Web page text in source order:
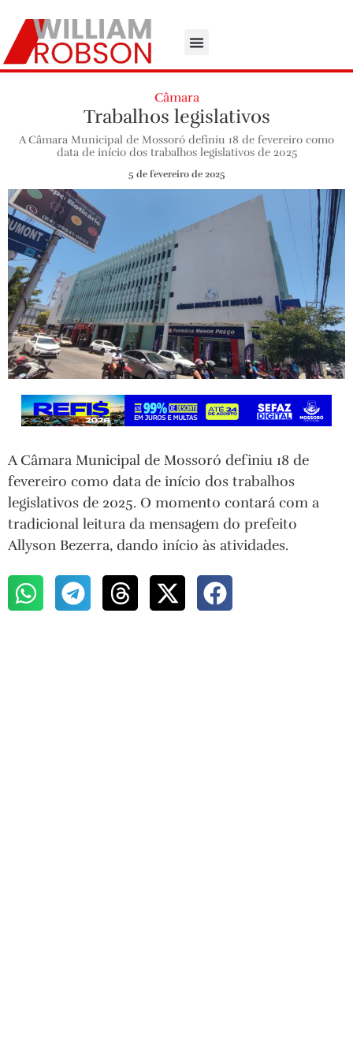
Câmara
Trabalhos legislativos
A Câmara Municipal de Mossoró definiu 18 de fevereiro como
data de início dos trabalhos legislativos de 2025
5 de fevereiro de 2025
A Câmara Municipal de Mossoró definiu 18 de
fevereiro como data de início dos trabalhos
legislativos de 2025. O momento contará com a
tradicional leitura da mensagem do prefeito
Allyson Bezerra, dando início às atividades.